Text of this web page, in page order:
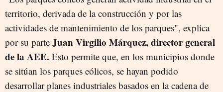
territorio, derivada de la construcción y por las
actividades de mantenimiento de los parques", explica
por su parte Juan Virgilio Márquez, director general
de la AEE. Esto permite que, en los municipios donde
se sitúan los parques eólicos, se hayan podido
desarrollar planes industriales basados en la cadena de